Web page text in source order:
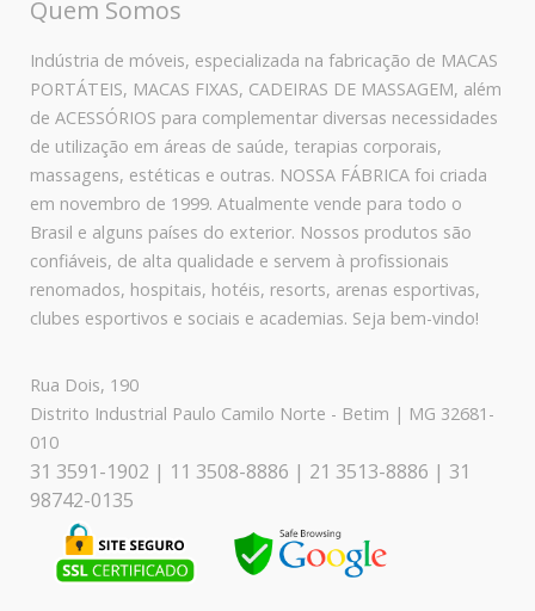
Quem Somos
Indústria de móveis, especializada na fabricação de MACAS
PORTÁTEIS, MACAS FIXAS, CADEIRAS DE MASSAGEM, além
de ACESSÓRIOS para complementar diversas necessidades
de utilização em áreas de saúde, terapias corporais,
massagens, estéticas e outras. NOSSA FÁBRICA foi criada
em novembro de 1999. Atualmente vende para todo o
Brasil e alguns países do exterior. Nossos produtos são
confiáveis, de alta qualidade e servem à profissionais
renomados, hospitais, hotéis, resorts, arenas esportivas,
clubes esportivos e sociais e academias. Seja bem-vindo!
Rua Dois, 190
Distrito Industrial Paulo Camilo Norte - Betim | MG 32681-
010
31 3591-1902 | 11 3508-8886 | 21 3513-8886 | 31
98742-0135